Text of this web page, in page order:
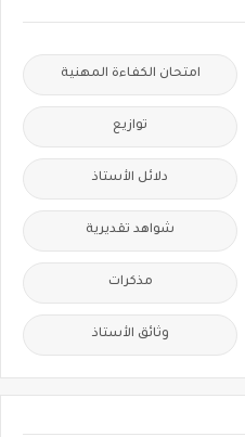
امتحان الكفاءة المهنية
توازيع
دلائل الأستاذ
شواهد تقديرية
مذكرات
وثائق الأستاذ